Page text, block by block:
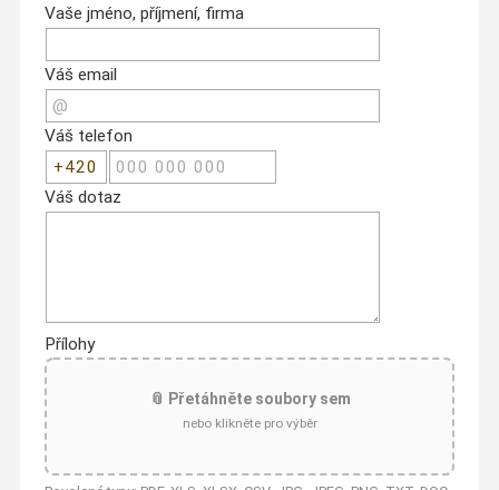
Vaše jméno, příjmení, firma
Váš email
Váš telefon
Váš dotaz
Přílohy
📎 Přetáhněte soubory sem
nebo klikněte pro výběr